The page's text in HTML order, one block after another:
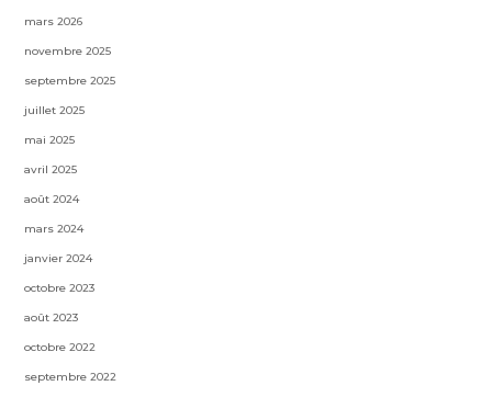
mars 2026
novembre 2025
septembre 2025
juillet 2025
mai 2025
avril 2025
août 2024
mars 2024
janvier 2024
octobre 2023
août 2023
octobre 2022
septembre 2022